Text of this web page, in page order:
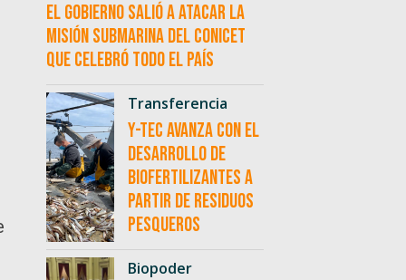
El Gobierno salió a atacar la
misión submarina del CONICET
que celebró todo el país
Transferencia
Y-TEC avanza con el
desarrollo de
biofertilizantes a
partir de residuos
pesqueros
Biopoder